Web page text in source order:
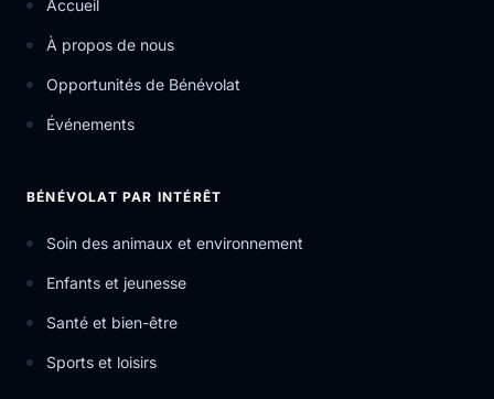
Accueil
À propos de nous
Opportunités de Bénévolat
Événements
BÉNÉVOLAT PAR INTÉRÊT
Soin des animaux et environnement
Enfants et jeunesse
Santé et bien-être
Sports et loisirs